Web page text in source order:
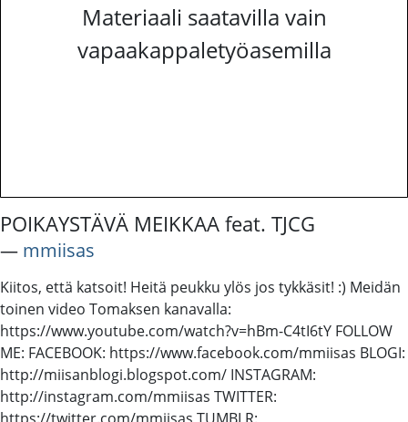
Materiaali saatavilla vain
vapaakappaletyöasemilla
POIKAYSTÄVÄ MEIKKAA feat. TJCG
― mmiisas
Kiitos, että katsoit! Heitä peukku ylös jos tykkäsit! :) Meidän
toinen video Tomaksen kanavalla:
https://www.youtube.com/watch?v=hBm-C4tI6tY FOLLOW
ME: FACEBOOK: https://www.facebook.com/mmiisas BLOGI:
http://miisanblogi.blogspot.com/ INSTAGRAM:
http://instagram.com/mmiisas TWITTER: